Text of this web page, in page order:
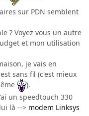
sur PDN semblent
? Voyez vous un autre
et mon utilisation
je vais en
sans fil (c'est mieux
).
un speedtouch 330
là --> modem Linksys